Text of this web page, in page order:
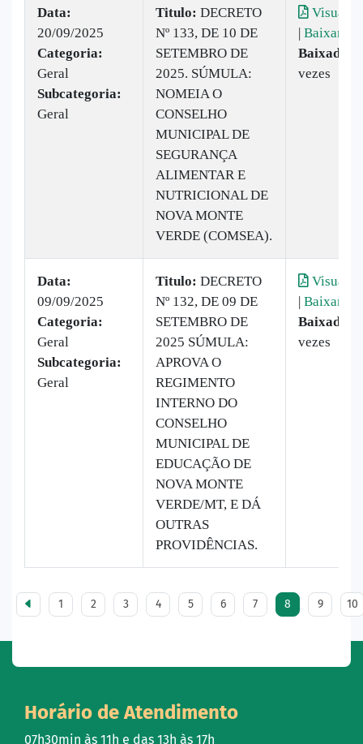
Data:
20/09/2025
Categoria:
Geral
Subcategoria:
Geral
Titulo: DECRETO
Nº 133, DE 10 DE
SETEMBRO DE
2025. SÚMULA:
NOMEIA O
CONSELHO
MUNICIPAL DE
SEGURANÇA
ALIMENTAR E
NUTRICIONAL DE
NOVA MONTE
VERDE (COMSEA).
| Baixar
Baixado:
vezes
Data:
09/09/2025
Categoria:
Geral
Subcategoria:
Geral
Titulo: DECRETO
Nº 132, DE 09 DE
SETEMBRO DE
2025 SÚMULA:
APROVA O
REGIMENTO
INTERNO DO
CONSELHO
MUNICIPAL DE
EDUCAÇÃO DE
NOVA MONTE
VERDE/MT, E DÁ
OUTRAS
PROVIDÊNCIAS.
| Baixar
Baixado:
vezes
1 2 3 4 5 6 7 8 9 10
Horário de Atendimento
07h30min às 11h e das 13h às 17h